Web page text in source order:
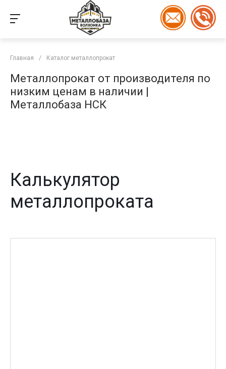
Главная / Каталог металлопрокат
Металлопрокат от производителя по
низким ценам в наличии |
Металлобаза НСК
Калькулятор
металлопроката